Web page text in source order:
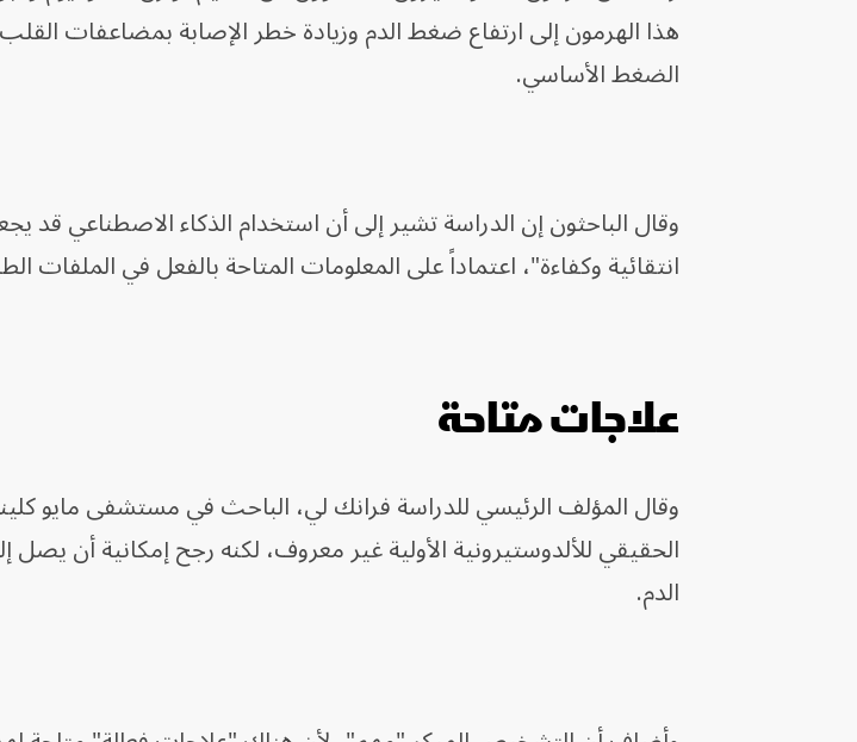
هذا الهرمون إلى ارتفاع ضغط الدم وزيادة خطر الإصابة بمضاعفات القلب
الضغط الأساسي.
وقال الباحثون إن الدراسة تشير إلى أن استخدام الذكاء الاصطناعي قد
انتقائية وكفاءة"، اعتماداً على المعلومات المتاحة بالفعل في الملفات
علاجات متاحة
وقال المؤلف الرئيسي للدراسة فرانك لي، الباحث في مستشفى مايو
الدم.